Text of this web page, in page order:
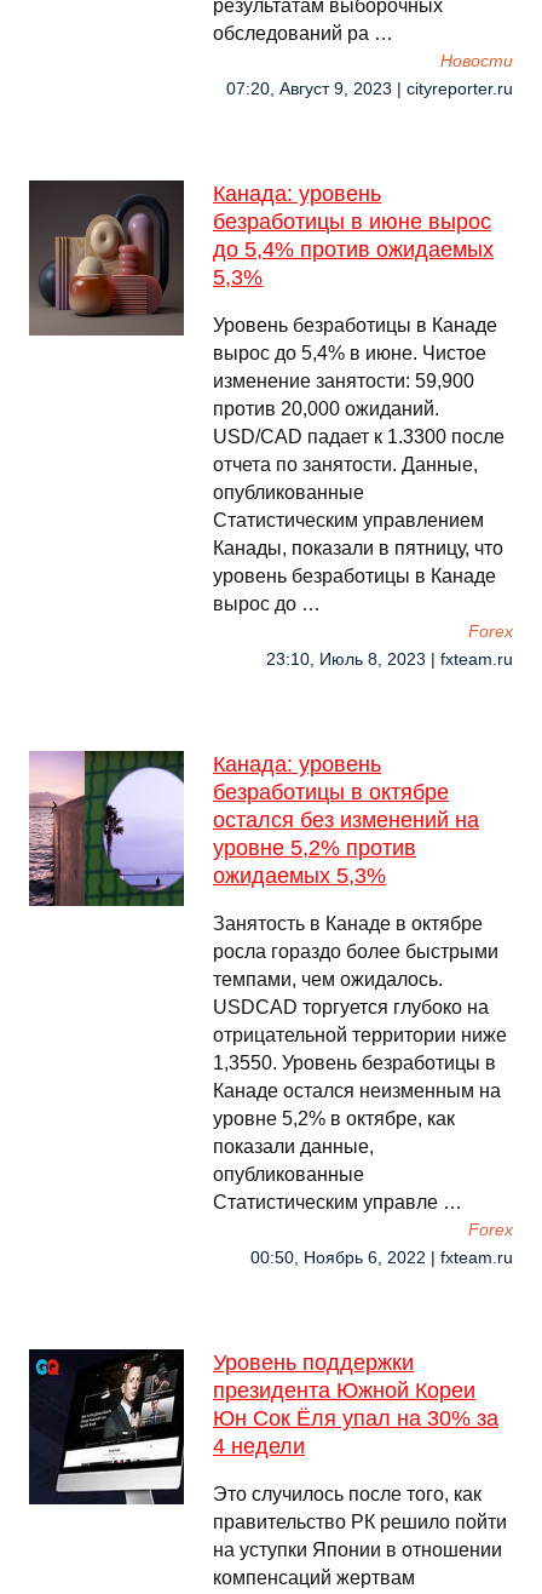
результатам выборочных
обследований ра …
Новости
07:20, Август 9, 2023 | cityreporter.ru
Канада: уровень
безработицы в июне вырос
до 5,4% против ожидаемых
5,3%
Уровень безработицы в Канаде
вырос до 5,4% в июне. Чистое
изменение занятости: 59,900
против 20,000 ожиданий.
USD/CAD падает к 1.3300 после
отчета по занятости. Данные,
опубликованные
Статистическим управлением
Канады, показали в пятницу, что
уровень безработицы в Канаде
вырос до …
Forex
23:10, Июль 8, 2023 | fxteam.ru
Канада: уровень
безработицы в октябре
остался без изменений на
уровне 5,2% против
ожидаемых 5,3%
Занятость в Канаде в октябре
росла гораздо более быстрыми
темпами, чем ожидалось.
USDCAD торгуется глубоко на
отрицательной территории ниже
1,3550. Уровень безработицы в
Канаде остался неизменным на
уровне 5,2% в октябре, как
показали данные,
опубликованные
Статистическим управле …
Forex
00:50, Ноябрь 6, 2022 | fxteam.ru
Уровень поддержки
президента Южной Кореи
Юн Сок Ёля упал на 30% за
4 недели
Это случилось после того, как
правительство РК решило пойти
на уступки Японии в отношении
компенсаций жертвам